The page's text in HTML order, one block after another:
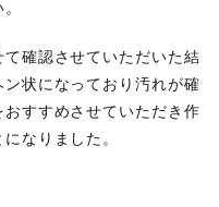
確認させていただいた結
状になっており汚れが確
すすめさせていただき作
なりました。